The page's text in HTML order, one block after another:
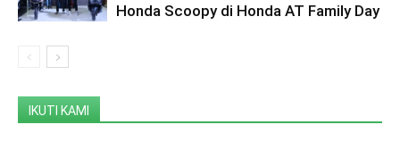
Honda Scoopy di Honda AT Family Day
IKUTI KAMI